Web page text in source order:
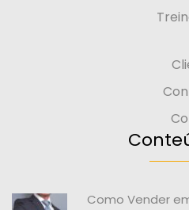
Como Vender